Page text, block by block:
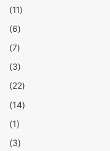
(11)
(6)
(7)
(3)
(22)
(14)
(1)
(3)